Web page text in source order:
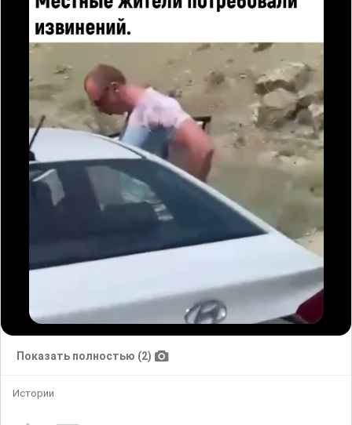
Показать полностью (2)
Истории